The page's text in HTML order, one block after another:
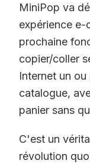
MiniPop va
expérience
prochaine
copier/coller
Internet un
catalogue,
panier sans
C'est un
révolution